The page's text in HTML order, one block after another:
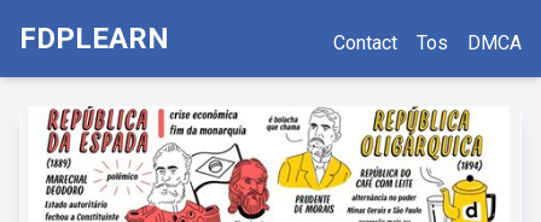
FDPLEARN Contact Tos DMCA